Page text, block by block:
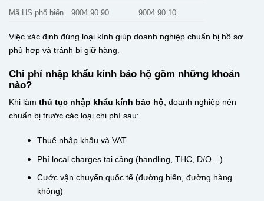
Mã HS phổ biến
9004.90.90 9004.90.10
Việc xác định đúng loại kính giúp doanh nghiệp chuẩn bị hồ sơ
phù hợp và tránh bị giữ hàng.
Chi phí nhập khẩu kính bảo hộ gồm những khoản
nào?
Khi làm thủ tục nhập khẩu kính bảo hộ, doanh nghiệp nên
chuẩn bị trước các loại chi phí sau:
Thuế nhập khẩu và VAT
Phí local charges tại cảng (handling, THC, D/O…)
Cước vận chuyển quốc tế (đường biển, đường hàng
không)